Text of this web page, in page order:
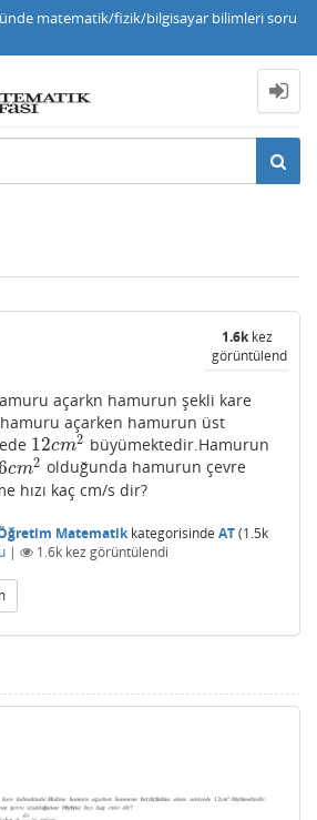
matematik/fizik/bilgisayar bilimleri soru
1.6kkez
görüntülendi
açarkn hamurun şekli kare
açarken hamurun üst
12cm2
12cm2 büyümektedir.Hamurun
cm2
cm2 olduğunda hamurun çevre
hızı kaç cm/s dir?
Matematikkategorisinde AT(1.5k
| 1.6k kez görüntülendi